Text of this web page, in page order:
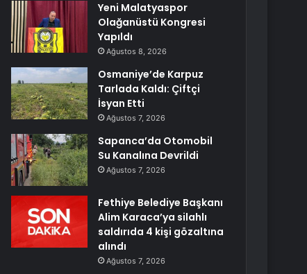
Yeni Malatyaspor
Olağanüstü Kongresi
Yapıldı
Ağustos 8, 2026
Osmaniye’de Karpuz
Tarlada Kaldı: Çiftçi
İsyan Etti
Ağustos 7, 2026
Sapanca’da Otomobil
Su Kanalına Devrildi
Ağustos 7, 2026
Fethiye Belediye Başkanı
Alim Karaca’ya silahlı
saldırıda 4 kişi gözaltına
alındı
Ağustos 7, 2026